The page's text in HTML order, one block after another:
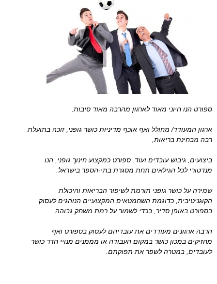
ספורט הנו חיוני מאוד לארגון מהרבה מאוד סיבות.
ארגון המעודד/ מחולל ואף אוכף מדיניות כושר גופני, זוכה בתועלת
רבה מבחינת בריאות,
ביצועים, גיבוש עובדים ועוד. ספורט כמקצוע חינוך גופני, הנו
מנדטורי לכל הגילאים תחת מסגרת בתי-הספר בישראל.
שמירה על כושר גופני תורמת לשיפור הבריאות והיכולת
הקוגניטיבית, כדוגמת השחמטאים המקצועיים הנוהגים לעסוק
בספורט באופן סדיר, בכדי לשמור על רמת משחק גבוהה.
הרבה ארגונים מעודדים את עובדיהם לעסוק בספורט ואף
מחזיקים במכון כושר במקום העבודה או מממנים מנויי חדר כושר
לעובדים, במטרה לשפר את תפוקתם.